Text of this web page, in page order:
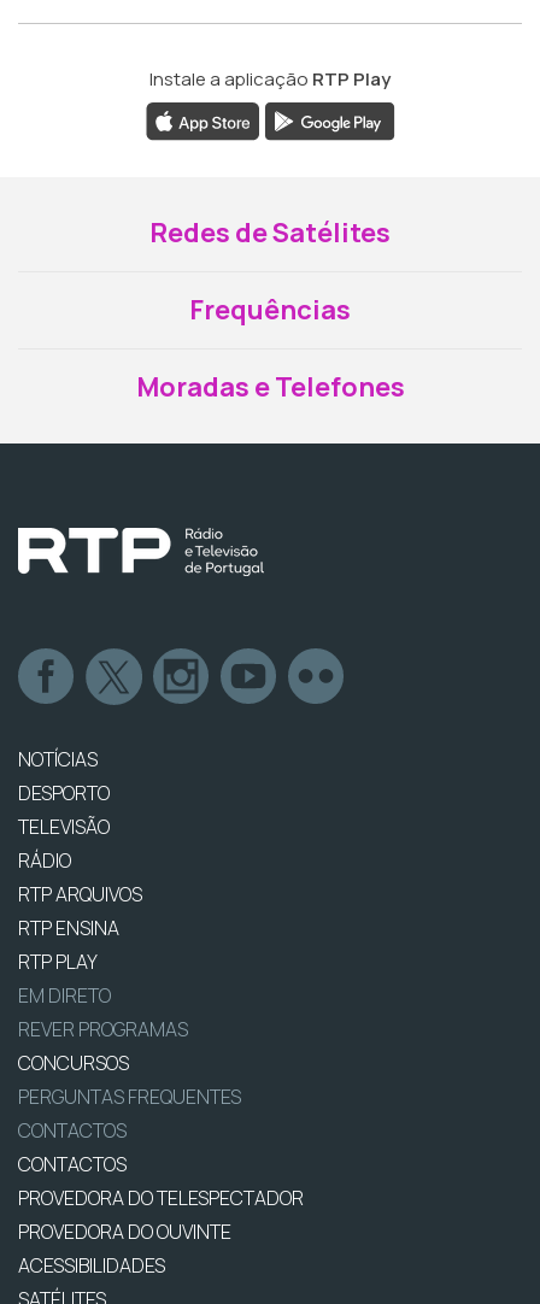
Instale a aplicação RTP Play
Redes de Satélites
Frequências
Moradas e Telefones
NOTÍCIAS
DESPORTO
TELEVISÃO
RÁDIO
RTP ARQUIVOS
RTP ENSINA
RTP PLAY
EM DIRETO
REVER PROGRAMAS
CONCURSOS
PERGUNTAS FREQUENTES
CONTACTOS
CONTACTOS
PROVEDORA DO TELESPECTADOR
PROVEDORA DO OUVINTE
ACESSIBILIDADES